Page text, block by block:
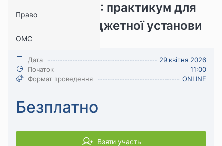
Право
ОМС
Відпускні-2026: практикум для
бухгалтера бюджетної установи
Бухгалтерія
Дата
29 квітня 2026
Початок
11:00
Формат проведення
ONLINE
Безплатно
Взяти участь